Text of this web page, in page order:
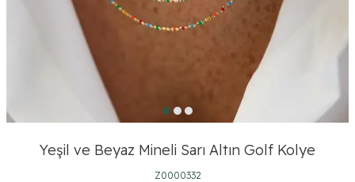
Yeşil ve Beyaz Mineli Sarı Altın Golf Kolye
Z0000332